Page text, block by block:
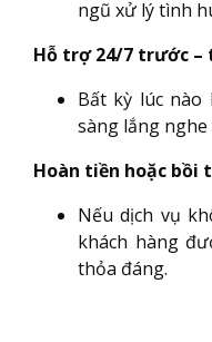
ngũ xử lý tình
Hỗ trợ 24/7 trước –
Bất kỳ lúc nào
sàng lắng
Hoàn tiền hoặc bồi
Nếu dịch vụ
khách hàng
thỏa đáng.